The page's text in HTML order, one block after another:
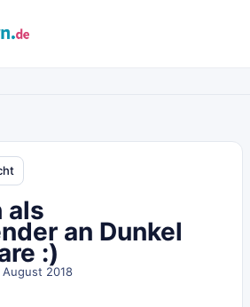
als
an Dunkel
:)
August 2018